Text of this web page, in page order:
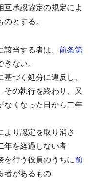
互承認協定の規定によ
とする。
当する者は、 前条第
ない。
づく処分に違反し、
その執行を終わり、又
なくなった日から二年
より認定を取り消さ
年を経過しない者
を行う役員のうちに前
者があるもの